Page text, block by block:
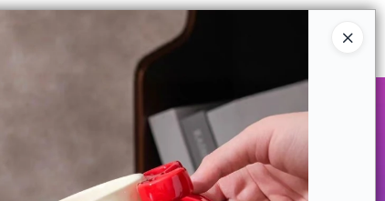
Ingresar a la Tienda
QUIÉNES SOMOS